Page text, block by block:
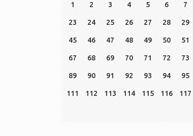
1 2 3 4 5 6 7
23 24 25 26 27 28 29
45 46 47 48 49 50 51
67 68 69 70 71 72 73
89 90 91 92 93 94 95
111 112 113 114 115 116 117